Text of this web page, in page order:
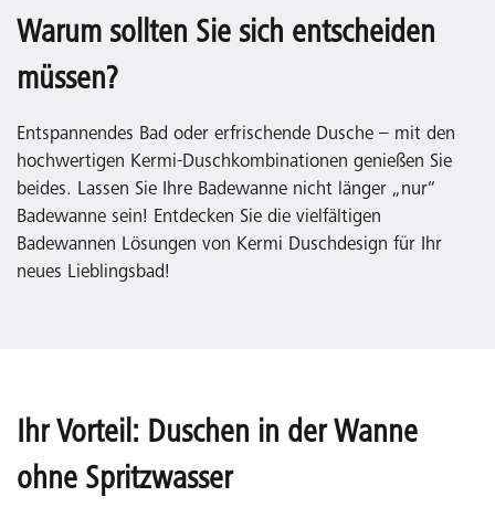
Warum sollten Sie sich entscheiden
müssen?
Entspannendes Bad oder erfrischende Dusche – mit den
hochwertigen Kermi-Duschkombinationen genießen Sie
beides. Lassen Sie Ihre Badewanne nicht länger „nur“
Badewanne sein! Entdecken Sie die vielfältigen
Badewannen Lösungen von Kermi Duschdesign für Ihr
neues Lieblingsbad!
Ihr Vorteil: Duschen in der Wanne
ohne Spritzwasser